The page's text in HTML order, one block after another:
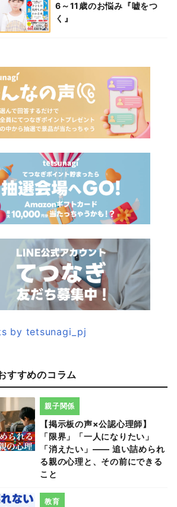
6～11歳のお悩み『嘘をつ
く』
by tetsunagi_pj
すすめのコラム
【掲示板の声×公認心理師】
「限界」「一人になりたい」
「消えたい」―― 追い詰められ
る親の心理と、その前にできる
こと
親子関係
教育